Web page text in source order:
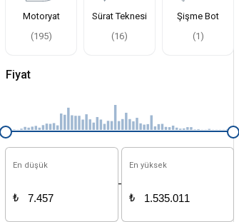
Motoryat
(195)
Sürat Teknesi
(16)
Şişme Bot
(1 )
Fiyat
En düşük
₺
-
En yüksek
₺